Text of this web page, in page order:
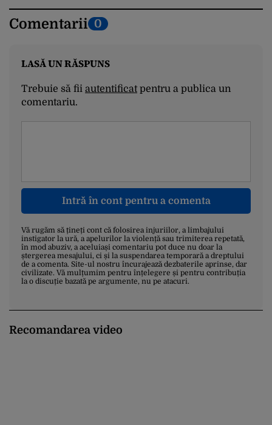
Comentarii 0
LASĂ UN RĂSPUNS
Trebuie să fii autentificatpentru a publica un
comentariu.
Intră în cont pentru a comenta
Vă rugăm să țineți cont că folosirea injuriilor, a limbajului
instigator la ură, a apelurilor la violență sau trimiterea repetată,
în mod abuziv, a aceluiași comentariu pot duce nu doar la
ștergerea mesajului, ci și la suspendarea temporară a dreptului
de a comenta. Site-ul nostru încurajează dezbaterile aprinse, dar
civilizate. Vă mulțumim pentru înțelegere și pentru contribuția
la o discuție bazată pe argumente, nu pe atacuri.
Recomandarea video